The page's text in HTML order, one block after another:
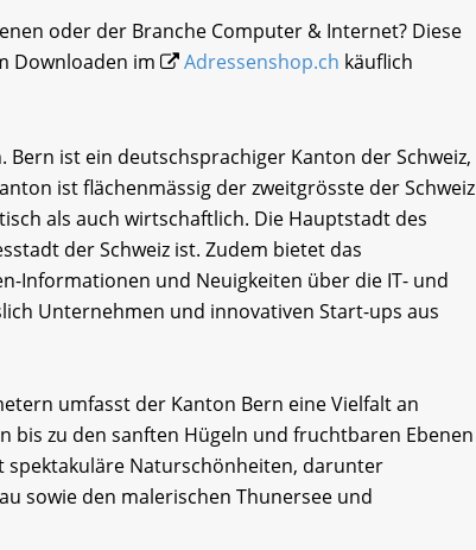
oder der Branche Computer & Internet? Diese
Downloaden im
Adressenshop.ch käuflich
ist ein deutschsprachiger Kanton der Schweiz,
ist flächenmässig der zweitgrösste der Schweiz
als auch wirtschaftlich. Die Hauptstadt des
der Schweiz ist. Zudem bietet das
Informationen und Neuigkeiten über die IT- und
Unternehmen und innovativen Start-ups aus
umfasst der Kanton Bern eine Vielfalt an
bis zu den sanften Hügeln und fruchtbaren Ebenen
Naturschönheiten, darunter
sowie den malerischen Thunersee und